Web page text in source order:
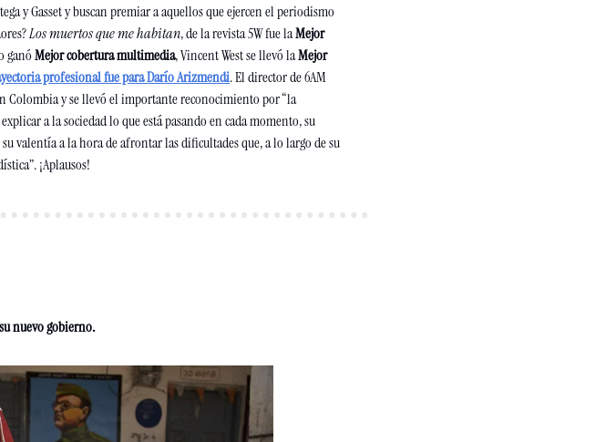
y Gasset y buscan premiar a aquellos que ejercen el periodismo
Los muertos que me habitan, de la revista 5W fue la Mejor
ganó Mejor cobertura multimedia, Vincent West se llevó la Mejor
profesional fue para Darío Arizmendi. El director de 6AM
Colombia y se llevó el importante reconocimiento por “la
a la sociedad lo que está pasando en cada momento, su
valentía a la hora de afrontar las dificultades que, a lo largo de su
¡Aplausos!
nuevo gobierno.